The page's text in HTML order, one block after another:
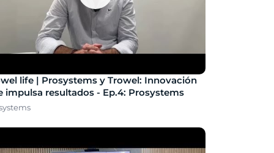
life | Prosystems y Trowel: Innovación
impulsa resultados - Ep.4: Prosystems